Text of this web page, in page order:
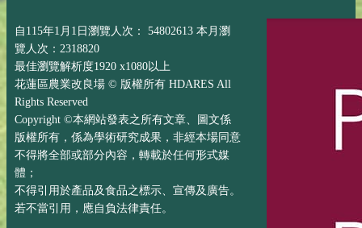
自115年1月1日瀏覽人次： 54802613 本月瀏
覽人次：2318820
最佳瀏覽解析度1920 x1080以上
花蓮區農業改良場 © 版權所有 HDARES All
Rights Reserved
Copyright ©本網站發表之所有文章、圖文係
版權所有，係為學術研究成果，非經本場同意
不得將全部或部分內容，轉載於任何形式媒
體；
不得引用於產品及食品之標示、宣傳及廣告。
若不當引用，應自負法律責任。